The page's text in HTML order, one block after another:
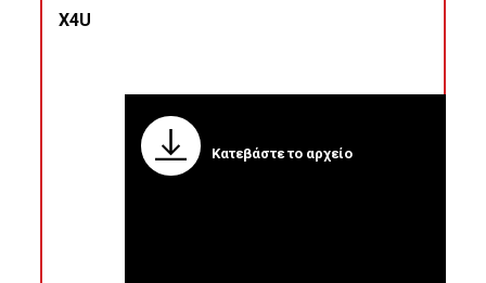
X4U
Κατεβάστε το αρχείο